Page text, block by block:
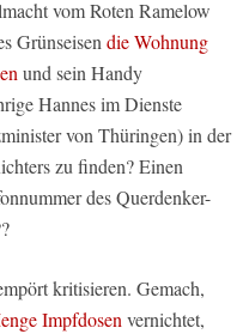
vom Roten Ramelow
Grünseisendie Wohnung
und sein Handy
Hannes im Dienste
von Thüringen) in der
zu finden? Einen
des Querdenker-
kritisieren. Gemach,
Impfdosenvernichtet,